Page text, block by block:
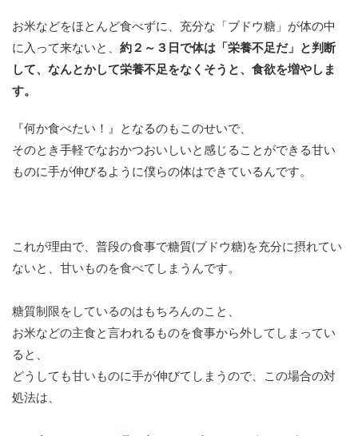
お米などをほとんど食べずに、充分な「ブドウ糖」が体の中
に入って来ないと、 約２～３日で体は「栄養不足だ」と判断
して、なんとかして栄養不足をなくそうと、食欲を増やしま
す。
『何か食べたい！』となるのもこのせいで、
そのとき手軽でなおかつおいしいと感じることができる甘い
ものに手が伸びるように僕らの体はできているんです。
これが理由で、普段の食事で糖質(ブドウ糖)を充分に摂れてい
ないと、甘いものを食べてしまうんです。
糖質制限をしているのはもちろんのこと、
お米などの主食と言われるものを食事から外してしまってい
ると、
どうしても甘いものに手が伸びてしまうので、この場合の対
処法は、